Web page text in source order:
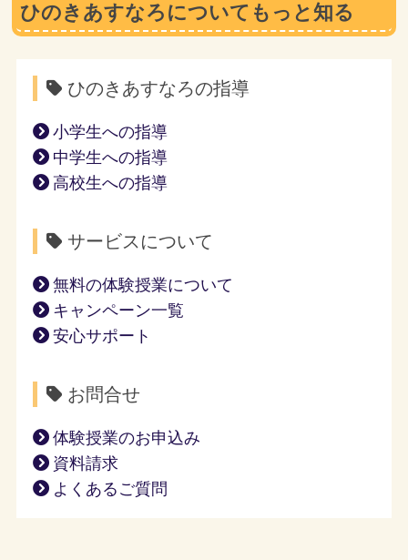
ひのきあすなろについてもっと知る
ひのきあすなろの指導
小学生への指導
中学生への指導
高校生への指導
サービスについて
無料の体験授業について
キャンペーン一覧
安心サポート
お問合せ
体験授業のお申込み
資料請求
よくあるご質問